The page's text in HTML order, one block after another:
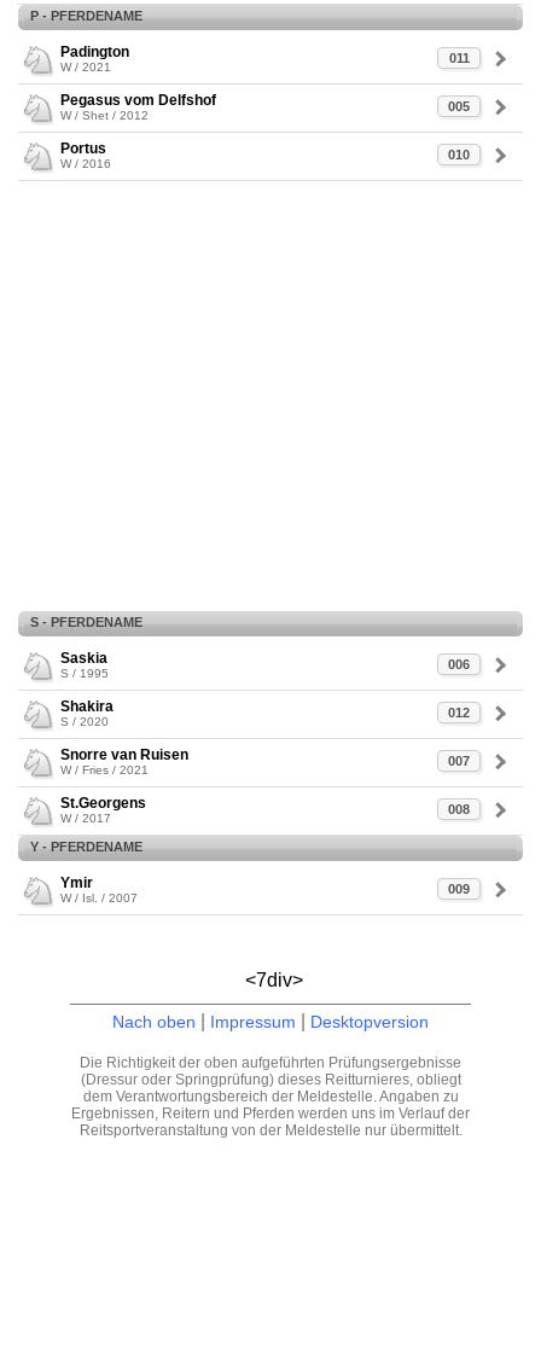
P - PFERDENAME
011
Padington
W / 2021
005
Pegasus vom Delfshof
W / Shet / 2012
010
Portus
W / 2016
S - PFERDENAME
006
Saskia
S / 1995
012
Shakira
S / 2020
007
Snorre van Ruisen
W / Fries / 2021
008
St.Georgens
W / 2017
Y - PFERDENAME
009
Ymir
W / Isl. / 2007
<7div>
Nach oben Impressum Desktopversion
Die Richtigkeit der oben aufgeführten Prüfungsergebnisse
(Dressur oder Springprüfung) dieses Reitturnieres, obliegt
dem Verantwortungsbereich der Meldestelle. Angaben zu
Ergebnissen, Reitern und Pferden werden uns im Verlauf der
Reitsportveranstaltung von der Meldestelle nur übermittelt.